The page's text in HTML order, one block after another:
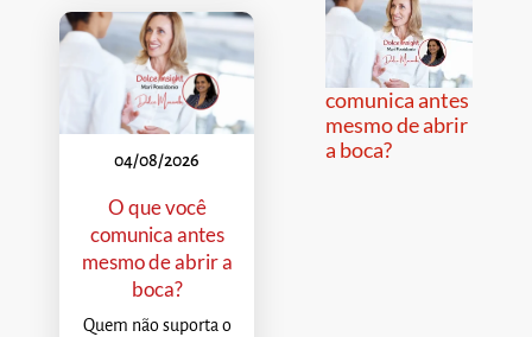
04/08/2026
O que você
comunica antes
mesmo de abrir a
boca?
Quem não suporta o
comunica antes
mesmo de abrir
a boca?